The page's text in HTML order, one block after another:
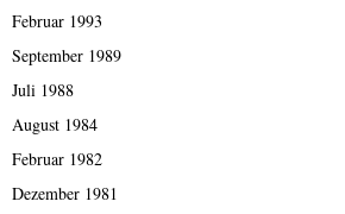
Februar 1993
September 1989
Juli 1988
August 1984
Februar 1982
Dezember 1981